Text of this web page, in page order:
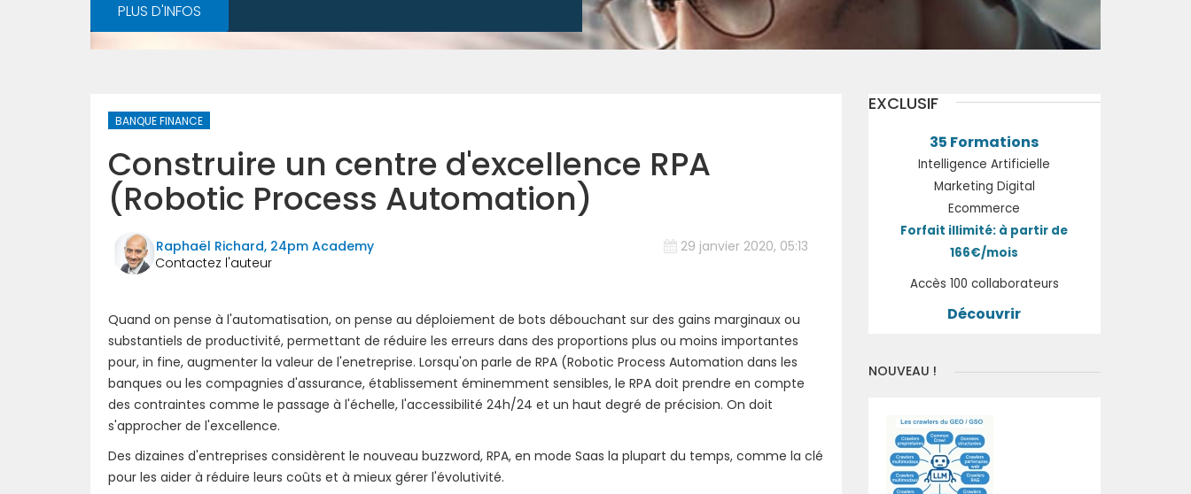
PLUS D'INFOS
BANQUE FINANCE
Construire un centre d'excellence RPA
(Robotic Process Automation)
Raphaël Richard, 24pm Academy 29 janvier 2020, 05:13
Quand on pense à l'automatisation, on pense au déploiement de bots débouchant sur des gains marginaux ou
substantiels de productivité, permettant de réduire les erreurs dans des proportions plus ou moins importantes
pour, in fine, augmenter la valeur de l'enetreprise. Lorsqu'on parle de RPA (Robotic Process Automation dans les
banques ou les compagnies d'assurance, établissement éminemment sensibles, le RPA doit prendre en compte
des contraintes comme le passage à l'échelle, l'accessibilité 24h/24 et un haut degré de précision. On doit
s'approcher de l'excellence.
Des dizaines d'entreprises considèrent le nouveau buzzword, RPA, en mode Saas la plupart du temps, comme la clé
pour les aider à réduire leurs coûts et à mieux gérer l'évolutivité.
EXCLUSIF
35 Formations
Intelligence Artificielle
Marketing Digital
Ecommerce
Forfait illimité: à partir de
166€/mois
Accès 100 collaborateurs
Découvrir
NOUVEAU !